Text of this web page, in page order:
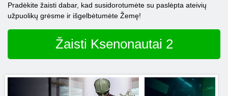
Pradėkite žaisti dabar, kad susidorotumėte su paslėpta ateivių
užpuolikų grėsme ir išgelbėtumėte Žemę!
Žaisti Ksenonautai 2